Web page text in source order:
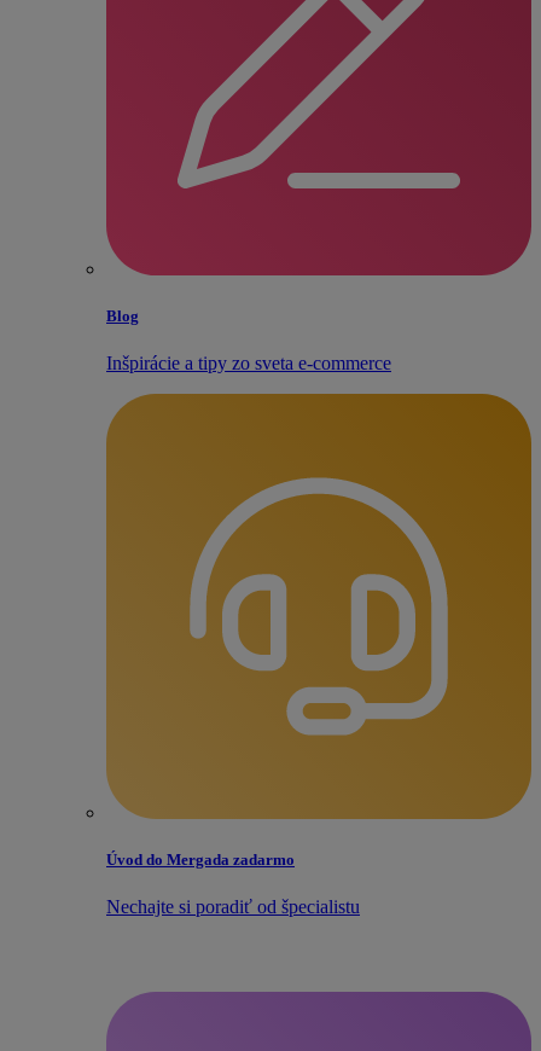
Blog
Inšpirácie a tipy zo sveta e‑commerce
Úvod do Mergada zadarmo
Nechajte si poradiť od špecialistu